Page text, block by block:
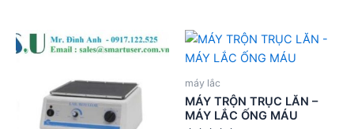
máy lắc
MÁY TRỘN TRỤC LĂN –
MÁY LẮC ỐNG MÁU